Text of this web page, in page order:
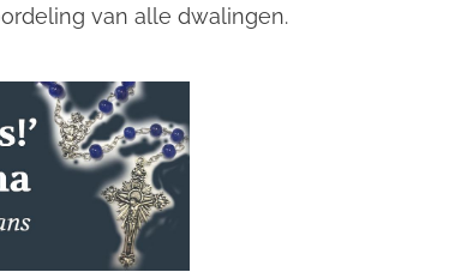
van alle dwalingen.